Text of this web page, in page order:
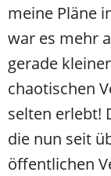
meine Pläne
war es mehr
gerade
chaotischen
selten erlebt!
die nun seit
öffentlichen